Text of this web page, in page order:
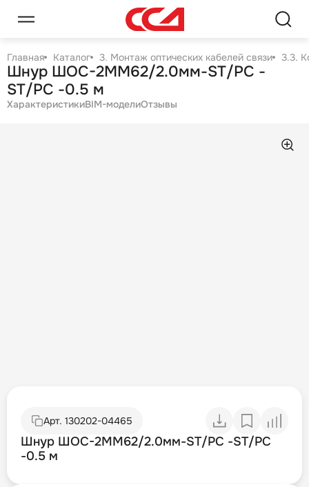
Главная Каталог 3. Монтаж оптических кабелей связи 3.3.
Шнур ШОС-2MM62/2.0мм-ST/PC -
ST/PC -0.5 м
ХарактеристикиBIM-моделиОтзывы
Арт. 130202-04465
Шнур ШОС-2MM62/2.0мм-ST/PC -ST/PC
-0.5 м